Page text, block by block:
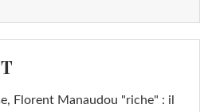
Florent Manaudou "riche" : il